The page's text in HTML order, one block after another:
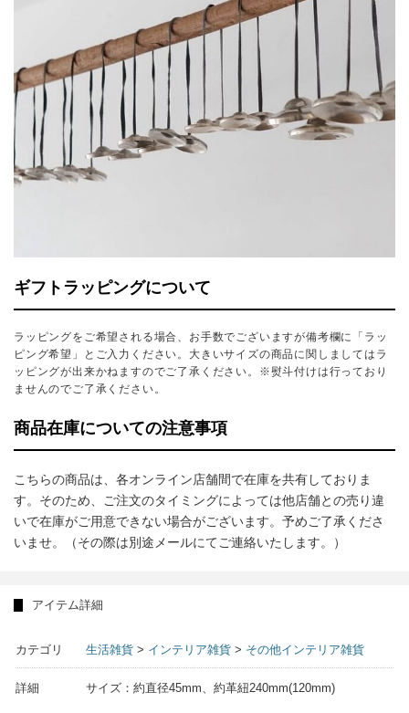
ギフトラッピングについて
ラッピングをご希望される場合、お手数でございますが備考欄に「ラッ
ピング希望」とご入力ください。大きいサイズの商品に関しましてはラ
ッピングが出来かねますのでご了承ください。※熨斗付けは行っており
ませんのでご了承ください。
商品在庫についての注意事項
こちらの商品は、各オンライン店舗間で在庫を共有しておりま
す。そのため、ご注文のタイミングによっては他店舗との売り違
いで在庫がご用意できない場合がございます。予めご了承くださ
いませ。（その際は別途メールにてご連絡いたします。）
アイテム詳細
カテゴリ 生活雑貨 > インテリア雑貨 > その他インテリア雑貨
詳細 サイズ：約直径45mm、約革紐240mm(120mm)